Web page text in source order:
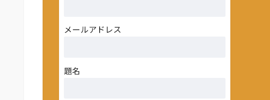
メールアドレス
題名